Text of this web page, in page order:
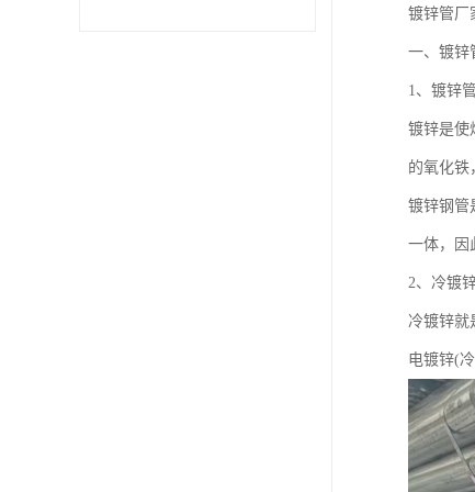
镀锌管厂
一、镀锌
1、镀锌
镀锌是使
的氧化铁
镀锌钢管
一体，因
2、冷镀
冷镀锌就
电镀锌(